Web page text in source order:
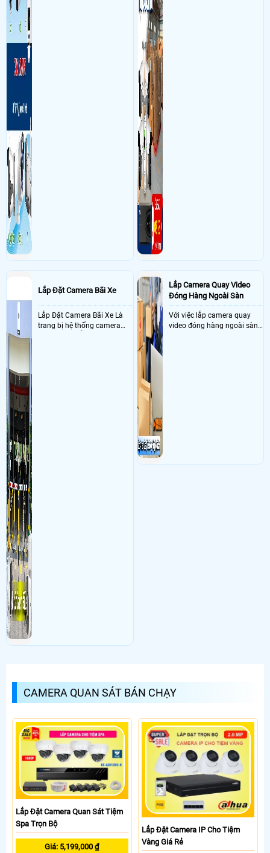
Ngày: 02/06/2017
nói về Lắp Đặt Camera Ip Wifi Cho Shop, Cửa
Hàng Nhỏ
Can tim hieu thong tin ve camera ip>
Ngày: 18/03/2017
nói về Lắp Đặt Camera Ip Wifi Cho Shop, Cửa
Hàng Nhỏ
Cái này mình có thể tự lắp đặt được ko hay phải người của cửa hàng cài
đặt ạ>
Lắp Đặt Camera Bãi Xe
Lắp Đặt Camera Bãi Xe Là
trang bị hệ thống camera
Lắp Camera Quay Video
Đóng Hàng Ngoài Sàn
Với việc lắp camera quay
video đóng hàng ngoài sàn
CAMERA QUAN SÁT BÁN CHẠY
Lắp Đặt Camera Quan Sát Tiệm
Spa Trọn Bộ
Giá: 5,199,000 ₫
Lắp Đặt Camera IP Cho Tiệm
Vàng Giá Rẻ